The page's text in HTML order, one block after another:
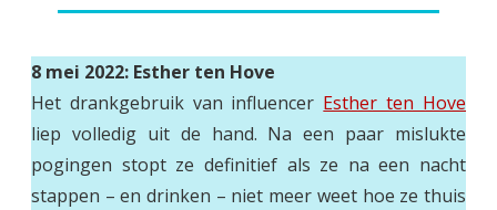
8 mei 2022: Esther ten Hove
Het drankgebruik van influencer Esther ten Hove
liep volledig uit de hand. Na een paar mislukte
pogingen stopt ze definitief als ze na een nacht
stappen – en drinken – niet meer weet hoe ze thuis